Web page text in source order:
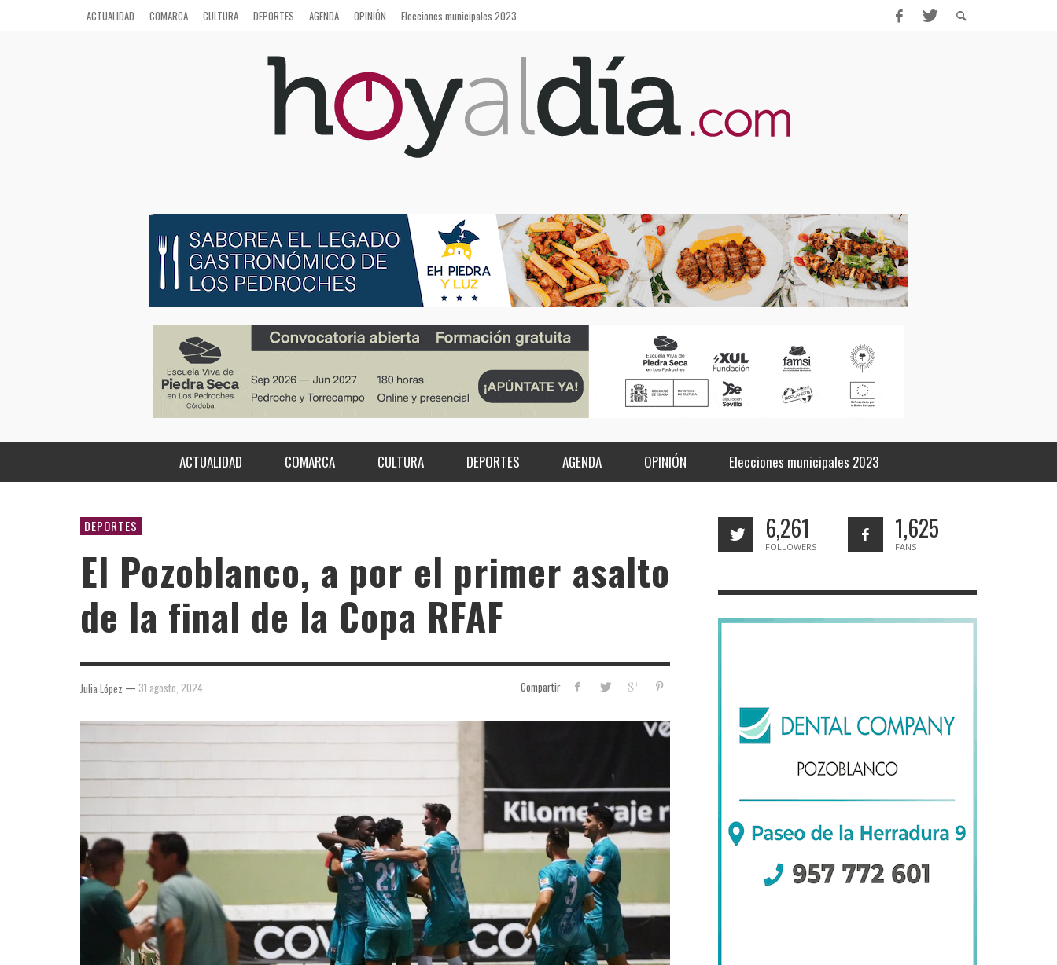
ACTUALIDAD COMARCA CULTURA DEPORTES AGENDA OPINIÓN Elecciones municipales 2023
ACTUALIDAD COMARCA CULTURA DEPORTES AGENDA OPINIÓN Elecciones municipales 2023
DEPORTES
El Pozoblanco, a por el primer asalto
de la final de la Copa RFAF
Compartir
Julia López — 31 agosto, 2024
6,261
FOLLOWERS
1,625
FANS